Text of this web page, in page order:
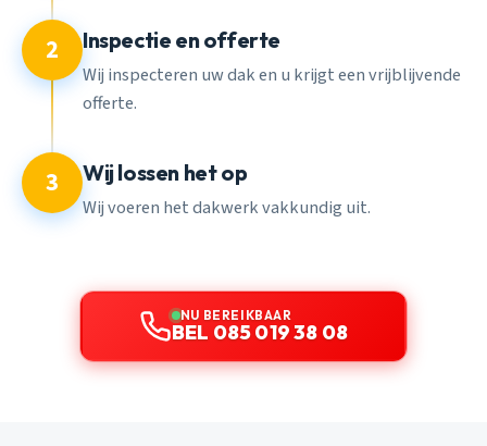
2 Inspectie en offerte
Wij inspecteren uw dak en u krijgt een vrijblijvende
offerte.
3 Wij lossen het op
Wij voeren het dakwerk vakkundig uit.
NU BEREIKBAAR
BEL 085 019 38 08